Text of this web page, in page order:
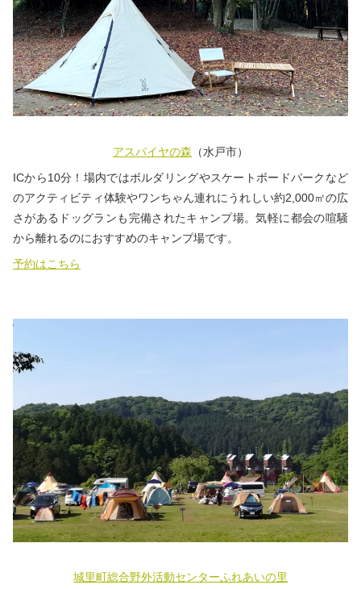
アスパイヤの森 （水戸市）
ICから10分！場内ではボルダリングやスケートボードパークなど
のアクティビティ体験やワンちゃん連れにうれしい約2,000㎡の広
さがあるドッグランも完備されたキャンプ場。気軽に都会の喧騒
から離れるのにおすすめのキャンプ場です。
予約はこちら
城里町総合野外活動センターふれあいの里